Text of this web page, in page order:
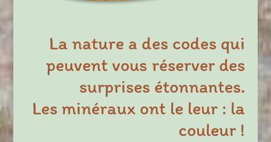
La nature a des codes qui
peuvent vous réserver des
surprises étonnantes.
Les minéraux ont le leur : la
couleur !